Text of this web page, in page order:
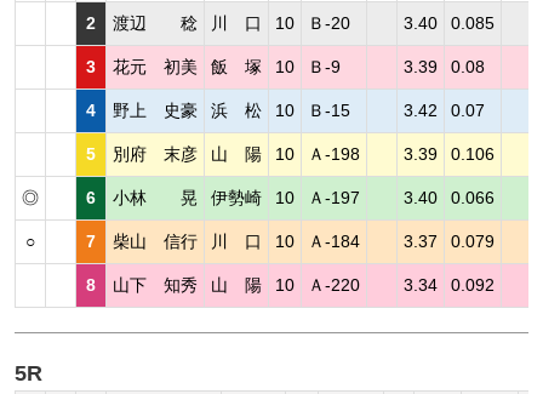
2 渡辺 稔 川 口 10 Ｂ-20 3.40 0.085
3 花元 初美 飯 塚 10 Ｂ-9 3.39 0.08
4 野上 史豪 浜 松 10 Ｂ-15 3.42 0.07
5 別府 末彦 山 陽 10 Ａ-198 3.39 0.106
◎ 6 小林 晃 伊勢崎 10 Ａ-197 3.40 0.066
○ 7 柴山 信行 川 口 10 Ａ-184 3.37 0.079
8 山下 知秀 山 陽 10 Ａ-220 3.34 0.092
5R